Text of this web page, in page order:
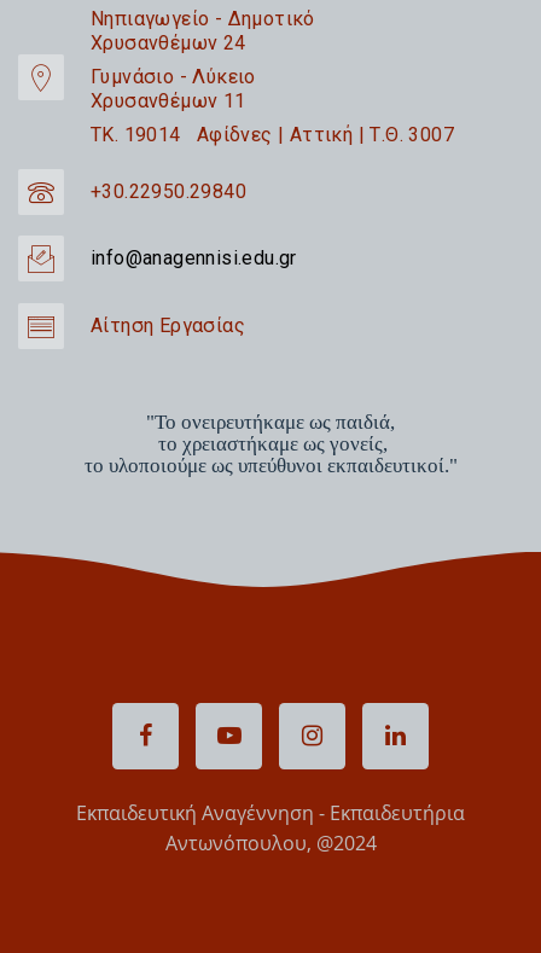
Nηπιαγωγείο - Δημοτικό
Χρυσανθέμων 24
Γυμνάσιο - Λύκειο
Χρυσανθέμων 11
TK. 19014 Αφίδνες | Αττική | Τ.Θ. 3007
+30.22950.29840
info@anagennisi.edu.gr
Αίτηση Εργασίας
"Το ονειρευτήκαμε ως παιδιά,
το χρειαστήκαμε ως γονείς,
το υλοποιούμε ως υπεύθυνοι εκπαιδευτικοί."
Εκπαιδευτική Αναγέννηση - Εκπαιδευτήρια
Αντωνόπουλου, @2024